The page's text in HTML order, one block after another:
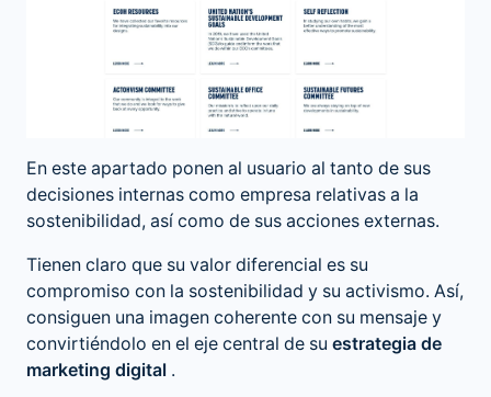
En este apartado ponen al usuario al tanto de sus
decisiones internas como empresa relativas a la
sostenibilidad, así como de sus acciones externas.
Tienen claro que su valor diferencial es su
compromiso con la sostenibilidad y su activismo. Así,
consiguen una imagen coherente con su mensaje y
convirtiéndolo en el eje central de su estrategia de
marketing digital .